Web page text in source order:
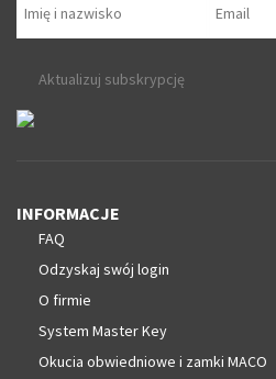
Aktualizuj subskrypcję
INFORMACJE
FAQ
Odzyskaj swój login
O firmie
System Master Key
Okucia obwiedniowe i zamki MACO